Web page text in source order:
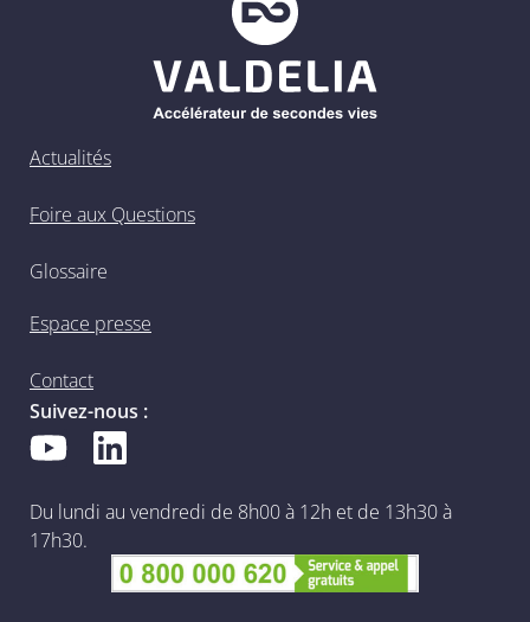
Actualités
Foire aux Questions
Glossaire
Espace presse
Contact
Suivez-nous :
Du lundi au vendredi de 8h00 à 12h et de 13h30 à
17h30.